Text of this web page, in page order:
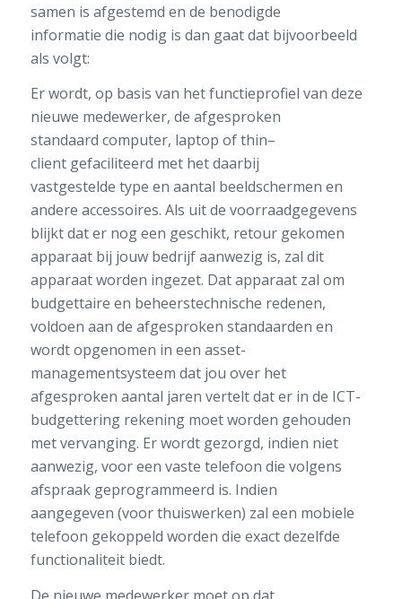
samen is afgestemd en de benodigde
informatie die nodig is dan gaat dat bijvoorbeeld
als volgt:
Er wordt, op basis van het functieprofiel van deze
nieuwe medewerker, de afgesproken
standaard computer, laptop ofthin–
client gefaciliteerd met hetdaarbij
vastgestelde type en aantal beeldschermen en
andere accessoires. Als uit de voorraadgegevens
blijkt dat er nog een geschikt, retour gekomen
apparaat bij jouw bedrijf aanwezig is, zal dit
apparaat worden ingezet. Dat apparaat zal om
budgettaire en beheerstechnische redenen,
voldoen aan de afgesproken standaarden en
wordt opgenomen in een asset-
managementsysteem dat jou over het
afgesproken aantal jaren vertelt dat er in de ICT-
budgettering rekening moet worden gehouden
met vervanging. Er wordt gezorgd, indien niet
aanwezig, voor een vaste telefoon die volgens
afspraakgeprogrammeerd is. Indien
aangegeven (voor thuiswerken) zal een mobiele
telefoon gekoppeld worden die exact dezelfde
functionaliteit biedt.